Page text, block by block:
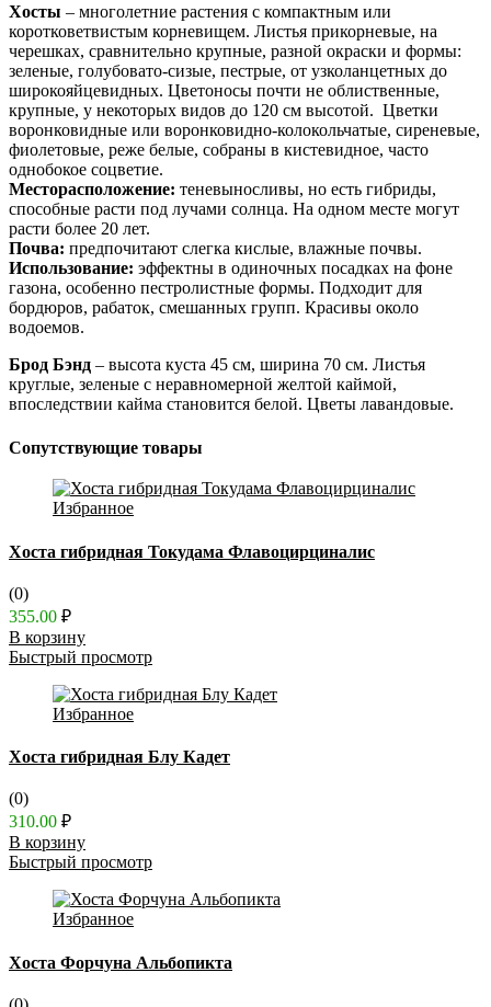
Хосты – многолетние растения с компактным или
коротковетвистым корневищем. Листья прикорневые, на
черешках, сравнительно крупные, разной окраски и формы:
зеленые, голубовато-сизые, пестрые, от узколанцетных до
широкояйцевидных. Цветоносы почти не облиственные,
крупные, у некоторых видов до 120 см высотой. Цветки
воронковидные или воронковидно-колокольчатые, сиреневые,
фиолетовые, реже белые, собраны в кистевидное, часто
однобокое соцветие.
Месторасположение: теневыносливы, но есть гибриды,
способные расти под лучами солнца. На одном месте могут
расти более 20 лет.
Почва: предпочитают слегка кислые, влажные почвы.
Использование: эффектны в одиночных посадках на фоне
газона, особенно пестролистные формы. Подходит для
бордюров, рабаток, смешанных групп. Красивы около
водоемов.
Брод Бэнд – высота куста 45 см, ширина 70 см. Листья
круглые, зеленые с неравномерной желтой каймой,
впоследствии кайма становится белой. Цветы лавандовые.
Сопутствующие товары
Избранное
Хоста гибридная Токудама Флавоцирциналис
(0)
355.00 ₽
В корзину
Быстрый просмотр
Избранное
Хоста гибридная Блу Кадет
(0)
310.00 ₽
В корзину
Быстрый просмотр
Избранное
Хоста Форчуна Альбопикта